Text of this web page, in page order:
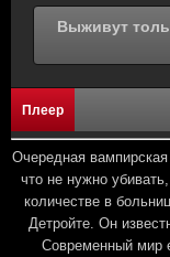
Выживут
Плеер
Очередная
что не нужно
количестве в
Детройте. Он
Современный мир